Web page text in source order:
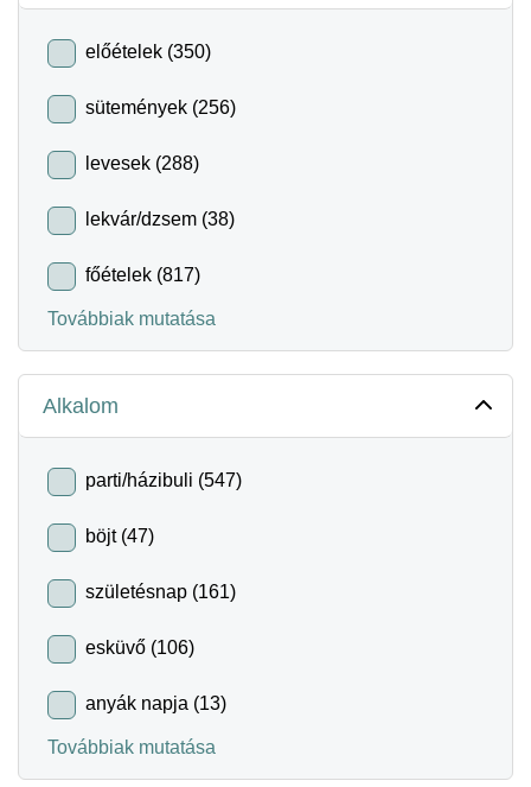
előételek (350)
sütemények (256)
levesek (288)
lekvár/dzsem (38)
főételek (817)
Továbbiak mutatása
Alkalom
parti/házibuli (547)
böjt (47)
születésnap (161)
esküvő (106)
anyák napja (13)
Továbbiak mutatása